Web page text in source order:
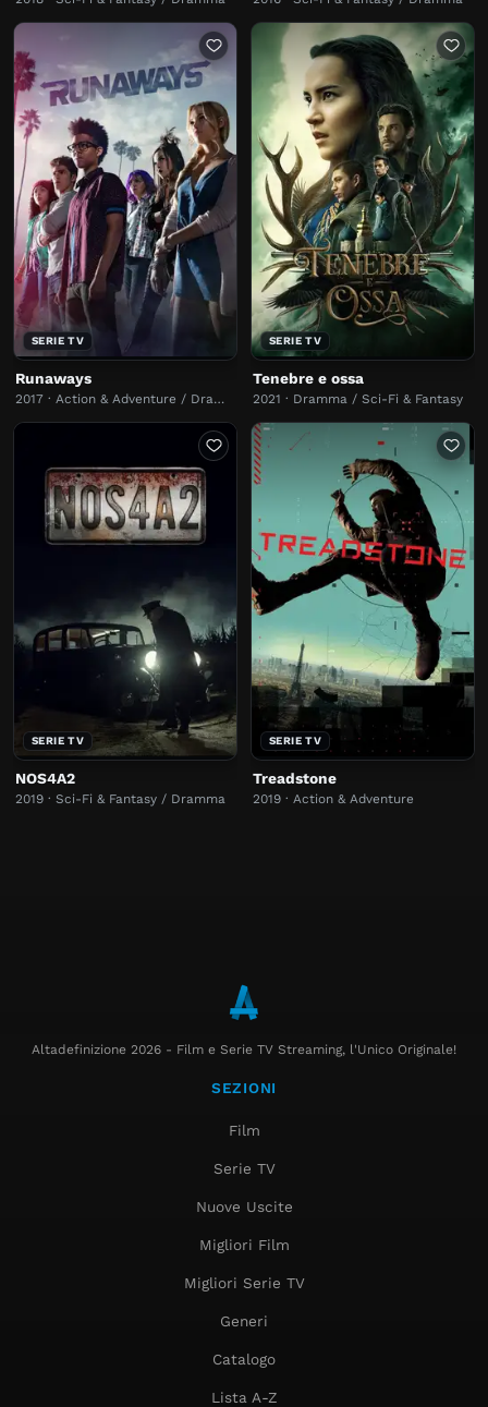
SERIE TV
Runaways
2017 · Action & Adventure / Dramma
SERIE TV
Tenebre e ossa
2021 · Dramma / Sci-Fi & Fantasy
SERIE TV
NOS4A2
2019 · Sci-Fi & Fantasy / Dramma
SERIE TV
Treadstone
2019 · Action & Adventure
Altadefinizione 2026 - Film e Serie TV Streaming, l'Unico Originale!
SEZIONI
Film
Serie TV
Nuove Uscite
Migliori Film
Migliori Serie TV
Generi
Catalogo
Lista A-Z